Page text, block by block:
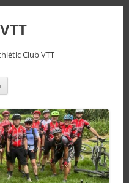
Club VTT